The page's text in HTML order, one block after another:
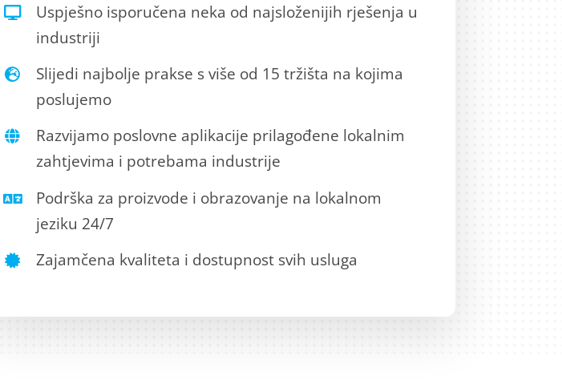
Uspješno isporučena neka od najsloženijih rješenja u
industriji
Slijedi najbolje prakse s više od 15 tržišta na kojima
poslujemo
Razvijamo poslovne aplikacije prilagođene lokalnim
zahtjevima i potrebama industrije
Podrška za proizvode i obrazovanje na lokalnom
jeziku 24/7
Zajamčena kvaliteta i dostupnost svih usluga